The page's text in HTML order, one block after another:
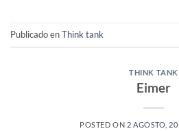
Publicado enThink tank
THINK TANK
Eimer
POSTED ON 2 AGOSTO,